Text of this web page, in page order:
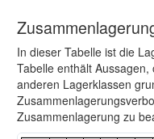
In dieser Tabelle ist die
Tabelle enthält
anderen Lagerklassen
Zusammenlagerung zu